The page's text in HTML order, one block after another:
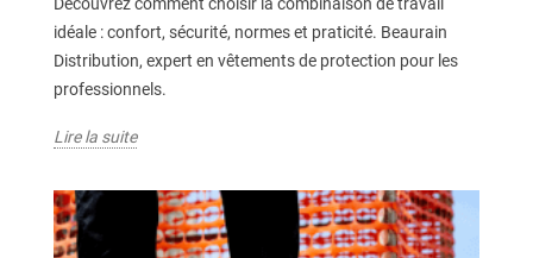
idéale : confort, sécurité, normes et praticité. Beaurain
Distribution, expert en vêtements de protection pour les
professionnels.
Lire la suite